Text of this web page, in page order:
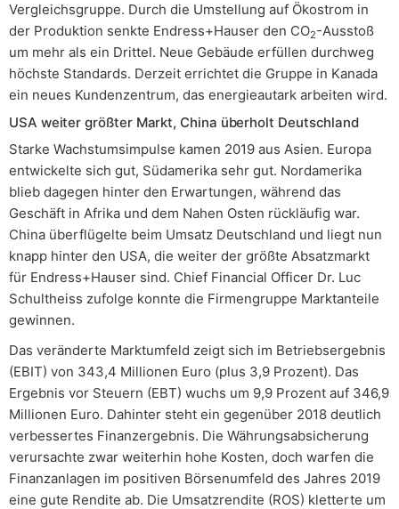
Vergleichsgruppe. Durch die Umstellung auf Ökostrom in
der Produktion senkte Endress+Hauser den CO2-Ausstoß
um mehr als ein Drittel. Neue Gebäude erfüllen durchweg
höchste Standards. Derzeit errichtet die Gruppe in Kanada
ein neues Kundenzentrum, das energieautark arbeiten wird.
USA weiter größter Markt, China überholt Deutschland
Starke Wachstumsimpulse kamen 2019 aus Asien. Europa
entwickelte sich gut, Südamerika sehr gut. Nordamerika
blieb dagegen hinter den Erwartungen, während das
Geschäft in Afrika und dem Nahen Osten rückläufig war.
China überflügelte beim Umsatz Deutschland und liegt nun
knapp hinter den USA, die weiter der größte Absatzmarkt
für Endress+Hauser sind. Chief Financial Officer Dr. Luc
Schultheiss zufolge konnte die Firmengruppe Marktanteile
gewinnen.
Das veränderte Marktumfeld zeigt sich im Betriebsergebnis
(EBIT) von 343,4 Millionen Euro (plus 3,9 Prozent). Das
Ergebnis vor Steuern (EBT) wuchs um 9,9 Prozent auf 346,9
Millionen Euro. Dahinter steht ein gegenüber 2018 deutlich
verbessertes Finanzergebnis. Die Währungsabsicherung
verursachte zwar weiterhin hohe Kosten, doch warfen die
Finanzanlagen im positiven Börsenumfeld des Jahres 2019
eine gute Rendite ab. Die Umsatzrendite (ROS) kletterte um